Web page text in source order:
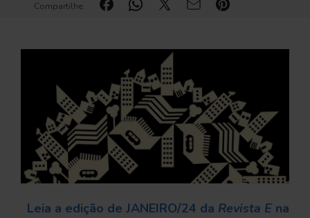
Compartilhe:
Leia a edição de JANEIRO/24 da Revista E na